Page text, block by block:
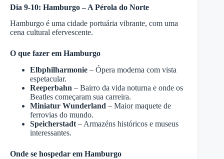
Dia 9-10: Hamburgo – A Pérola do Norte
Hamburgo é uma cidade portuária vibrante, com uma
cena cultural efervescente.
O que fazer em Hamburgo
Elbphilharmonie – Ópera moderna com vista
espetacular.
Reeperbahn – Bairro da vida noturna e onde os
Beatles começaram sua carreira.
Miniatur Wunderland – Maior maquete de
ferrovias do mundo.
Speicherstadt – Armazéns históricos e museus
interessantes.
Onde se hospedar em Hamburgo